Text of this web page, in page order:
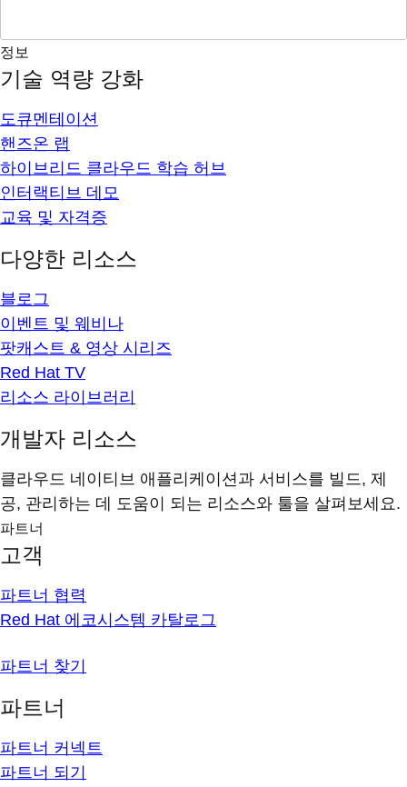
정보
기술 역량 강화
도큐멘테이션
핸즈온 랩
하이브리드 클라우드 학습 허브
인터랙티브 데모
교육 및 자격증
다양한 리소스
블로그
이벤트 및 웨비나
팟캐스트 & 영상 시리즈
Red Hat TV
리소스 라이브러리
개발자 리소스
클라우드 네이티브 애플리케이션과 서비스를 빌드, 제
공, 관리하는 데 도움이 되는 리소스와 툴을 살펴보세요.
파트너
고객
파트너 협력
Red Hat 에코시스템 카탈로그
파트너 찾기
파트너
파트너 커넥트
파트너 되기